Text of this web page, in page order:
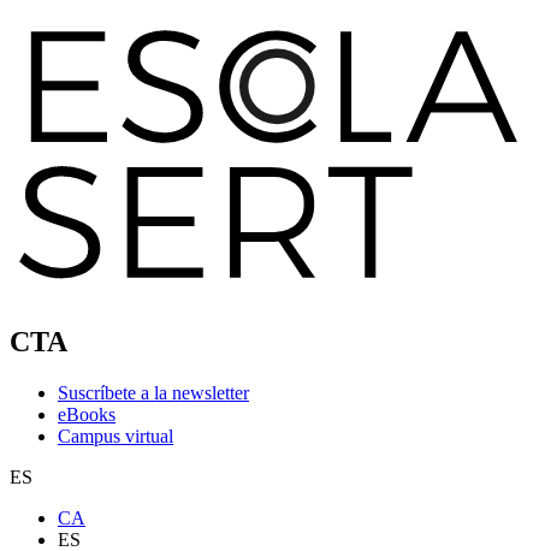
CTA
Suscríbete a la newsletter
eBooks
Campus virtual
ES
CA
ES